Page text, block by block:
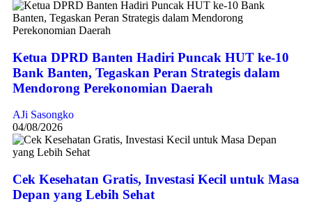
Ketua DPRD Banten Hadiri Puncak HUT ke-10
Bank Banten, Tegaskan Peran Strategis dalam
Mendorong Perekonomian Daerah
AJi Sasongko
04/08/2026
Cek Kesehatan Gratis, Investasi Kecil untuk Masa
Depan yang Lebih Sehat